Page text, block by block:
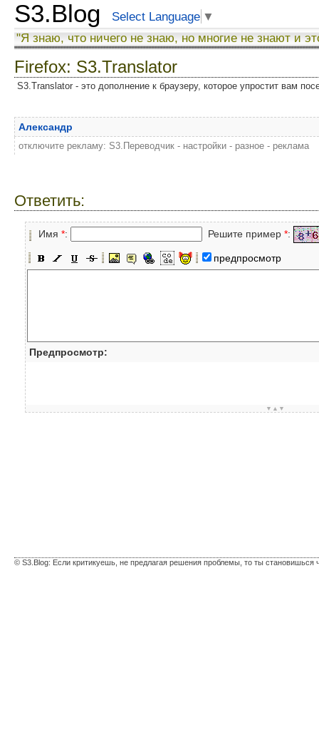
S3.Blog Select Language ▼
"Я знаю, что ничего не знаю, но многие не знают и
Firefox: S3.Translator
S3.Translator - это дополнение к браузеру, которое упростит вам
Александр
отключите рекламу: S3.Переводчик - настройки - разное - реклама
Ответить:
Имя *: Решите пример *:
предпросмотр
Предпросмотр:
▼▲▼
© S3.Blog: Если критикуешь, не предлагая решения проблемы, то ты становишься